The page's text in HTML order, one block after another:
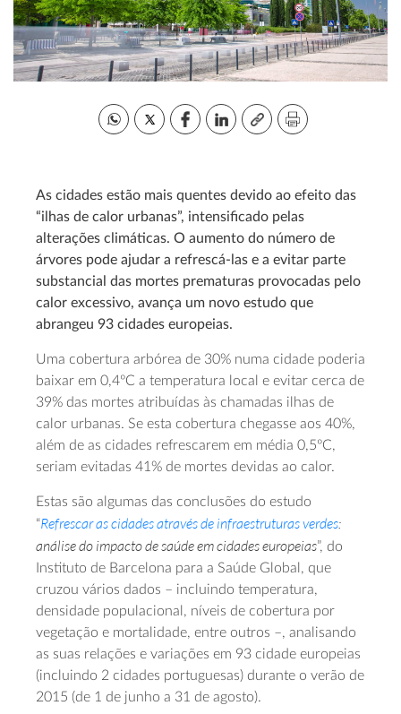
As cidades estão mais quentes devido ao efeito das
“ilhas de calor urbanas”, intensificado pelas
alterações climáticas. O aumento do número de
árvores pode ajudar a refrescá-las e a evitar parte
substancial das mortes prematuras provocadas pelo
calor excessivo, avança um novo estudo que
abrangeu 93 cidades europeias.
Uma cobertura arbórea de 30% numa cidade poderia
baixar em 0,4ºC a temperatura local e evitar cerca de
39% das mortes atribuídas às chamadas ilhas de
calor urbanas. Se esta cobertura chegasse aos 40%,
além de as cidades refrescarem em média 0,5ºC,
seriam evitadas 41% de mortes devidas ao calor.
Estas são algumas das conclusões do estudo
“Refrescar as cidades através de infraestruturas verdes:
análise do impacto de saúde em cidades europeias”, do
Instituto de Barcelona para a Saúde Global, que
cruzou vários dados – incluindo temperatura,
densidade populacional, níveis de cobertura por
vegetação e mortalidade, entre outros –, analisando
as suas relações e variações em 93 cidade europeias
(incluindo 2 cidades portuguesas) durante o verão de
2015 (de 1 de junho a 31 de agosto).